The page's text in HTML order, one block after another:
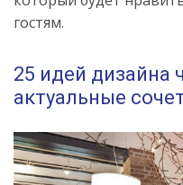
гостям.
25 идей дизайна
актуальные